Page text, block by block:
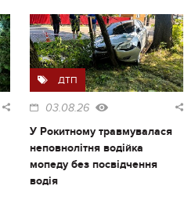
ДТП
03.08.26
У Рокитному травмувалася
неповнолітня водійка
мопеду без посвідчення
водія